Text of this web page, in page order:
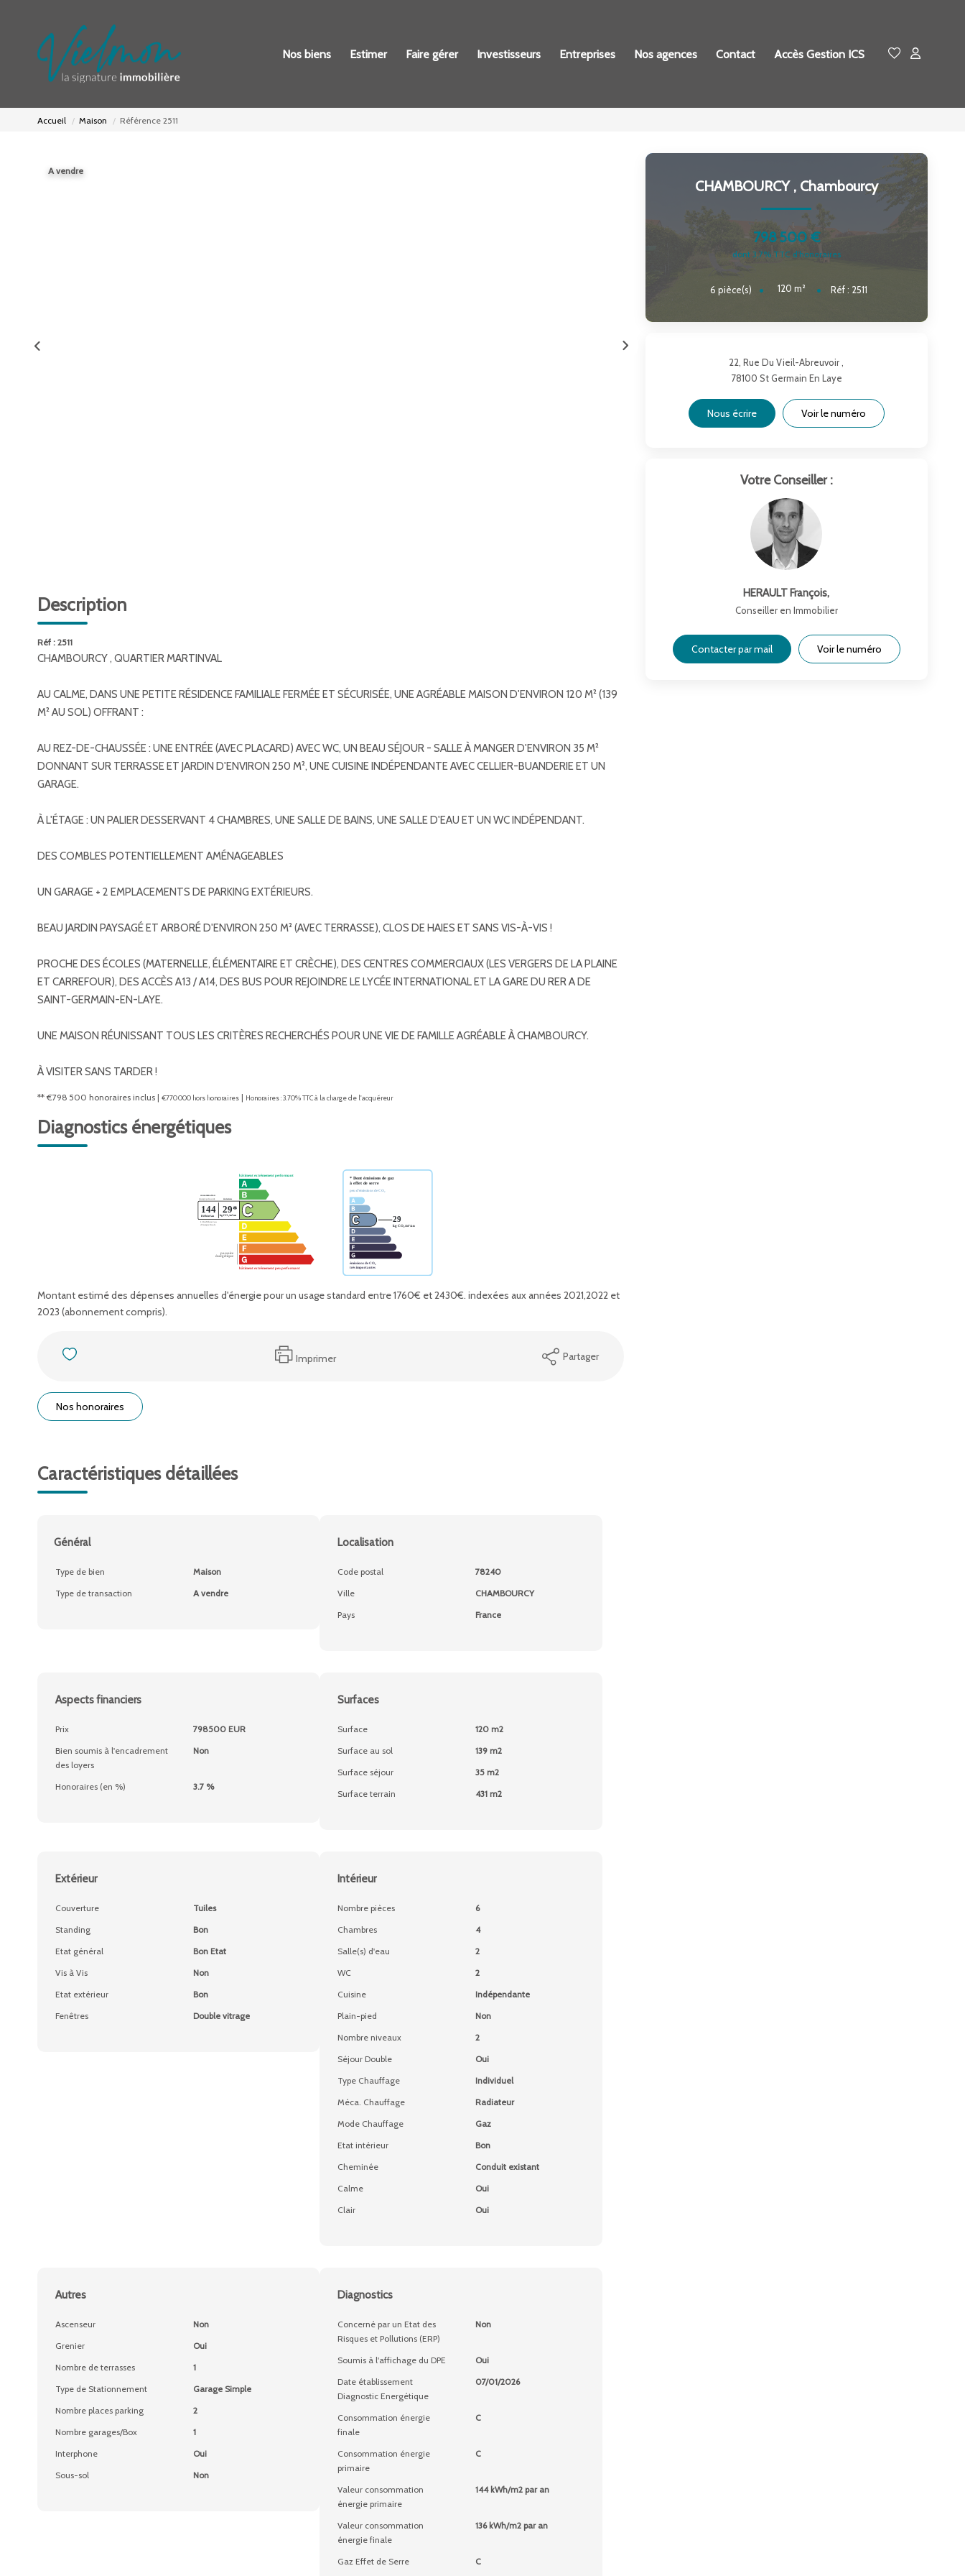
Nos biens Estimer Faire gérer Investisseurs Entreprises Nos agences Contact Accès Gestion ICS
Accueil Maison Référence 2511
A vendre
Description
Réf : 2511
CHAMBOURCY , QUARTIER MARTINVAL
AU CALME, DANS UNE PETITE RÉSIDENCE FAMILIALE FERMÉE ET SÉCURISÉE, UNE AGRÉABLE MAISON D'ENVIRON 120 M² (139
M² AU SOL) OFFRANT :
AU REZ-DE-CHAUSSÉE : UNE ENTRÉE (AVEC PLACARD) AVEC WC, UN BEAU SÉJOUR - SALLE À MANGER D'ENVIRON 35 M²
DONNANT SUR TERRASSE ET JARDIN D'ENVIRON 250 M², UNE CUISINE INDÉPENDANTE AVEC CELLIER-BUANDERIE ET UN
GARAGE.
À L'ÉTAGE : UN PALIER DESSERVANT 4 CHAMBRES, UNE SALLE DE BAINS, UNE SALLE D'EAU ET UN WC INDÉPENDANT.
DES COMBLES POTENTIELLEMENT AMÉNAGEABLES
UN GARAGE + 2 EMPLACEMENTS DE PARKING EXTÉRIEURS.
BEAU JARDIN PAYSAGÉ ET ARBORÉ D'ENVIRON 250 M² (AVEC TERRASSE), CLOS DE HAIES ET SANS VIS-À-VIS !
PROCHE DES ÉCOLES (MATERNELLE, ÉLÉMENTAIRE ET CRÈCHE), DES CENTRES COMMERCIAUX (LES VERGERS DE LA PLAINE
ET CARREFOUR), DES ACCÈS A13 / A14, DES BUS POUR REJOINDRE LE LYCÉE INTERNATIONAL ET LA GARE DU RER A DE
SAINT-GERMAIN-EN-LAYE.
UNE MAISON RÉUNISSANT TOUS LES CRITÈRES RECHERCHÉS POUR UNE VIE DE FAMILLE AGRÉABLE À CHAMBOURCY.
À VISITER SANS TARDER !
** €798 500 honoraires inclus | €770 000 hors honoraires | Honoraires : 3.70% TTC à la charge de l'acquéreur
Diagnostics énergétiques
Montant estimé des dépenses annuelles d'énergie pour un usage standard entre 1760€ et 2430€. indexées aux années 2021,2022 et
2023 (abonnement compris).
Imprimer Partager
Nos honoraires
Caractéristiques détaillées
Général
Type de bien
Maison
Type de transaction
A vendre
Localisation
Code postal
78240
Ville
CHAMBOURCY
Pays
France
Aspects financiers
Prix
798500 EUR
Bien soumis à l'encadrement
des loyers
Non
Honoraires (en %) 3.7 %
Surfaces
Surface
120 m2
Surface au sol
139 m2
Surface séjour
35 m2
Surface terrain
431 m2
Extérieur
Couverture
Tuiles
Standing
Bon
Etat général
Bon Etat
Vis à Vis
Non
Etat extérieur
Bon
Fenêtres
Double vitrage
Intérieur
Nombre pièces
6
Chambres
4
Salle(s) d'eau
2
WC
2
Cuisine
Indépendante
Plain-pied
Non
Nombre niveaux
2
Séjour Double
Oui
Type Chauffage
Individuel
Méca. Chauffage
Radiateur
Mode Chauffage
Gaz
Etat intérieur
Bon
Cheminée
Conduit existant
Calme
Oui
Clair
Oui
Autres
Ascenseur
Non
Grenier
Oui
Nombre de terrasses
1
Type de Stationnement
Garage Simple
Nombre places parking
2
Nombre garages/Box
1
Interphone
Oui
Sous-sol
Non
Diagnostics
Concerné par un Etat des
Risques et Pollutions (ERP)
Non
Soumis à l'affichage du DPE
Oui
Date établissement
Diagnostic Energétique
07/01/2026
Consommation énergie
finale
C
Consommation énergie
primaire
C
Valeur consommation
énergie primaire
144 kWh/m2 par an
Valeur consommation
énergie finale
136 kWh/m2 par an
Gaz Effet de Serre C
CHAMBOURCY , Chambourcy
798 500 €
dont 3,7% TTC d'honoraires
6 pièce(s) 120 m² Réf : 2511
22, Rue Du Vieil-Abreuvoir ,
78100 St Germain En Laye
Nous écrire Voir le numéro
Votre Conseiller :
HERAULT François,
Conseiller en Immobilier
Contacter par mail Voir le numéro